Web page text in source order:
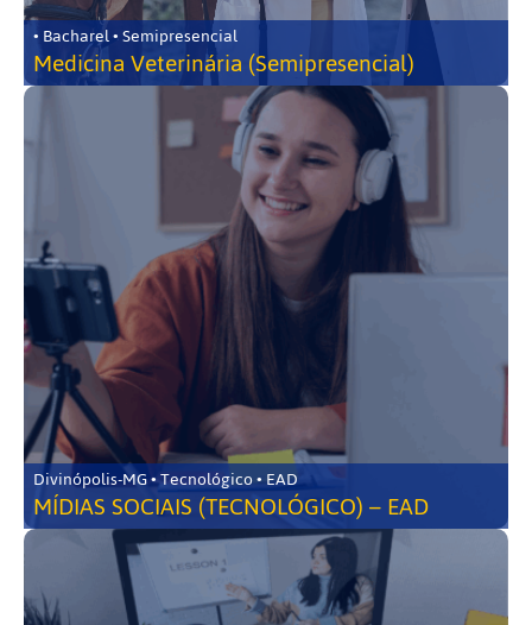
• Bacharel • Semipresencial
Medicina Veterinária (Semipresencial)
Divinópolis-MG • Tecnológico • EAD
MÍDIAS SOCIAIS (TECNOLÓGICO) – EAD